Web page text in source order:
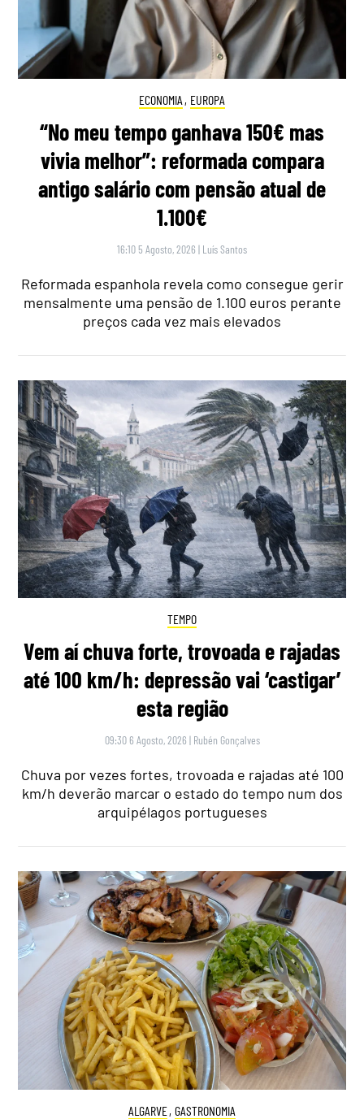
ECONOMIA , EUROPA
“No meu tempo ganhava 150€ mas
vivia melhor”: reformada compara
antigo salário com pensão atual de
1.100€
16:10 5 Agosto, 2026 | Luís Santos
Reformada espanhola revela como consegue gerir
mensalmente uma pensão de 1.100 euros perante
preços cada vez mais elevados
TEMPO
Vem aí chuva forte, trovoada e rajadas
até 100 km/h: depressão vai ‘castigar’
esta região
09:30 6 Agosto, 2026 | Rubén Gonçalves
Chuva por vezes fortes, trovoada e rajadas até 100
km/h deverão marcar o estado do tempo num dos
arquipélagos portugueses
ALGARVE, GASTRONOMIA